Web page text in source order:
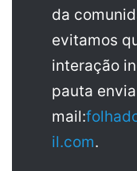
da
evitamos
interação
pauta
mail:
il.com.